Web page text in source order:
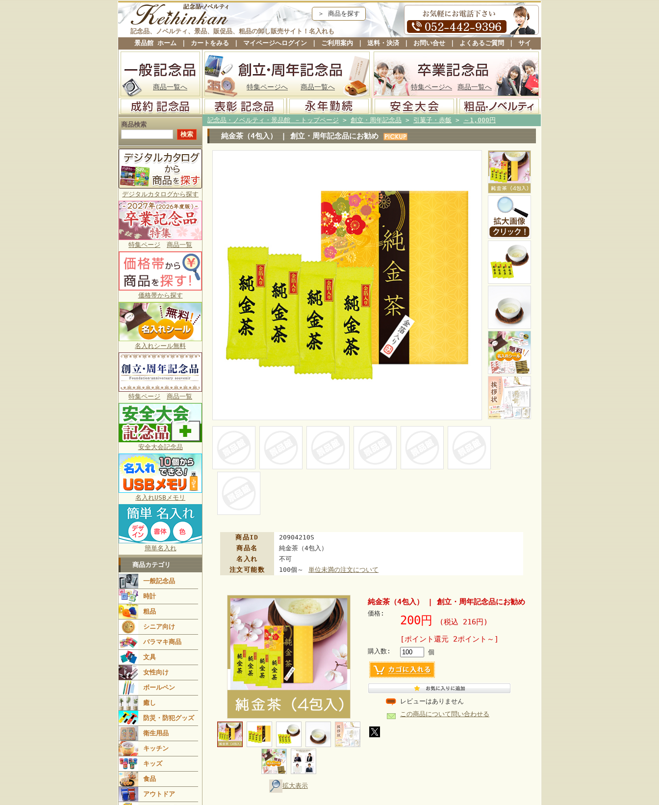
＞ 商品を探す
記念品、ノベルティ、景品、販促品、粗品の卸し販売サイト！名入れも
景品館 ホーム
カートをみる マイページへログイン ご利用案内 送料・決済 お問い合せ よくあるご質問
サイ
トマップ
商品一覧へ
商品検索
デジタルカタログから探す
特集ページ 商品一覧
価格帯から探す
名入れシール無料
特集ページ 商品一覧
安全大会記念品
名入れUSBメモリ
簡単名入れ
商品カテゴリ
一般記念品
時計
粗品
シニア向け
バラマキ商品
文具
女性向け
ボールペン
癒し
防災・防犯グッズ
衛生用品
キッチン
キッズ
食品
アウトドア
特集ページへ 商品一覧へ 特集ページへ 商品一覧へ
記念品・ノベルティ・景品館 －トップページ > 創立・周年記念品 > 引菓子・赤飯 > ～1,000円
純金茶（4包入） | 創立・周年記念品にお勧め
商品ID
20904210S
商品名
純金茶（4包入）
名入れ
不可
注文可能数
100個～ 単位未満の注文について
拡大表示
純金茶（4包入） | 創立・周年記念品にお勧め
価格:
200円 (税込 216円)
[ポイント還元 2ポイント～]
購入数: 個
レビューはありません
この商品について問い合わせる